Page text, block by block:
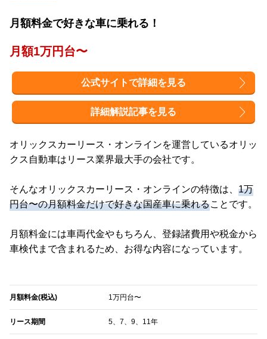
月額料金で好きな車に乗れる！
月額1万円台〜
公式サイトで詳細を見る
詳細解説記事を見る
オリックスカーリース・オンラインを運営しているオリッ
クス自動車はリース業界最大手の会社です。
そんなオリックスカーリース・オンラインの特徴は、 1万
円台〜の月額料金だけで好きな国産車に乗れることです。
月額料金には車両代金やもちろん、登録諸費用や税金から
車検代まで含まれるため、お得な内容になっています。
月額料金(税込) 1万円台〜
リース期間 5、7、9、11年